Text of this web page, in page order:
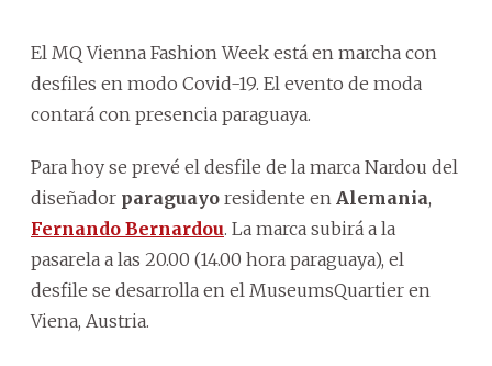
El MQ Vienna Fashion Week está en marcha con
desfiles en modo Covid-19. El evento de moda
contará con presencia paraguaya.
Para hoy se prevé el desfile de la marca Nardou del
diseñador paraguayo residente en Alemania,
Fernando Bernardou. La marca subirá a la
pasarela a las 20.00 (14.00 hora paraguaya), el
desfile se desarrolla en el MuseumsQuartier en
Viena, Austria.